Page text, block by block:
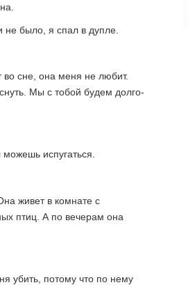
было, я спал в дупле.
сне, она меня не любит.
Мы с тобой будем долго-
испугаться.
живет в комнате с
птиц. А по вечерам она
убить, потому что по нему